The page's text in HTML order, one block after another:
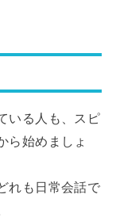
いる人も、スピ
ら始めましょ
れも日常会話で